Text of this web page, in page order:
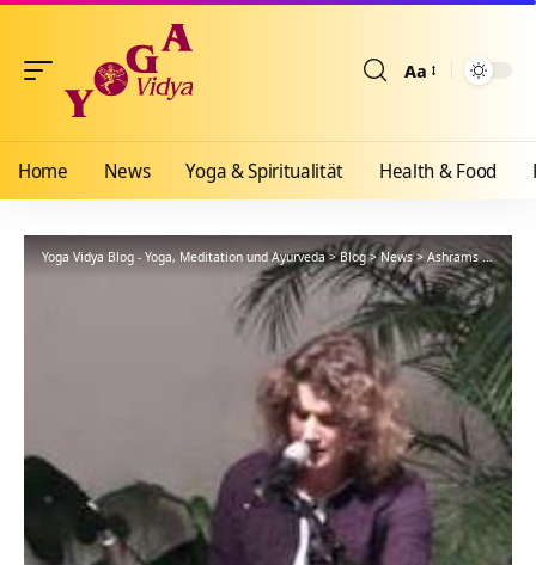
Aa
Home News Yoga & Spiritualität Health & Food
Yoga Vidya Blog - Yoga, Meditation und Ayurveda>Blog>News> Ashrams> Bad